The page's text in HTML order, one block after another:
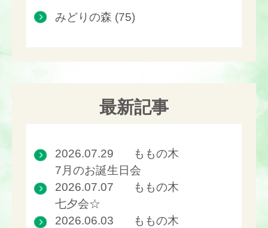
みどりの森 (75)
最新記事
2026.07.29
ももの木
7月のお誕生日会
2026.07.07
ももの木
七夕会☆
2026.06.03
ももの木